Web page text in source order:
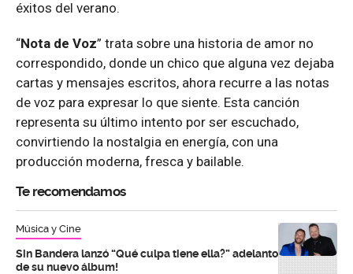
éxitos del verano.
“Nota de Voz” trata sobre una historia de amor no
correspondido, donde un chico que alguna vez dejaba
cartas y mensajes escritos, ahora recurre a las notas
de voz para expresar lo que siente. Esta canción
representa su último intento por ser escuchado,
convirtiendo la nostalgia en energía, con una
producción moderna, fresca y bailable.
Te recomendamos
Música y Cine
Sin Bandera lanzó “Qué culpa tiene ella?” adelanto
de su nuevo álbum!